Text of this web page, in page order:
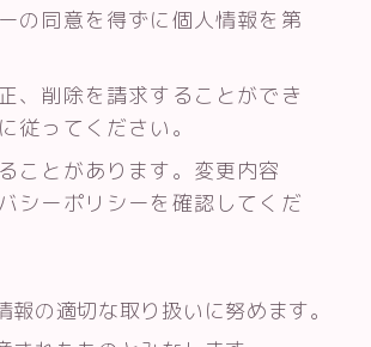
の同意を得ずに個人情報を第
、削除を請求することができ
従ってください。
ことがあります。変更内容
シーポリシーを確認してくだ
の適切な取り扱いに努めます。